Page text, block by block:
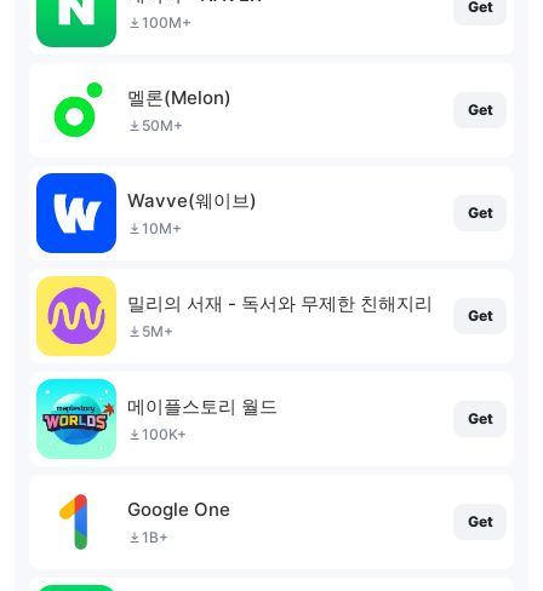
100M+
Get
멜론(Melon)
50M+
Get
Wavve(웨이브)
10M+
Get
밀리의 서재 - 독서와 무제한 친해지리
5M+
Get
메이플스토리 월드
100K+
Get
Google One
1B+
Get